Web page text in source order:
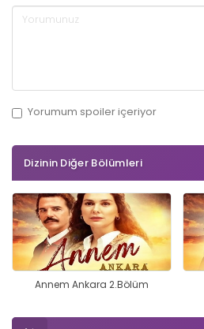
Yorumum spoileriçeriyor
Dizinin Diğer Bölümleri
Annem Ankara 2.Bölüm